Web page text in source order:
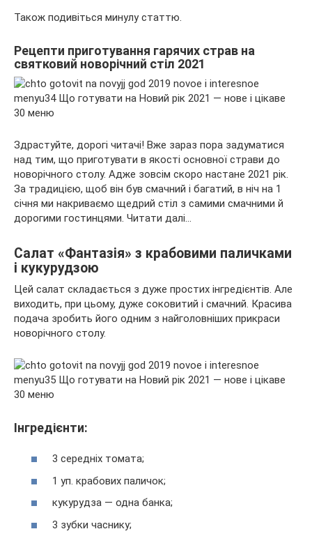
Також подивіться минулу статтю.
Рецепти приготування гарячих страв на
святковий новорічний стіл 2021
Здрастуйте, дорогі читачі! Вже зараз пора задуматися
над тим, що приготувати в якості основної страви до
новорічного столу. Адже зовсім скоро настане 2021 рік.
За традицією, щоб він був смачний і багатий, в ніч на 1
січня ми накриваємо щедрий стіл з самими смачними й
дорогими гостинцями. Читати далі…
Салат «Фантазія» з крабовими паличками
і кукурудзою
Цей салат складається з дуже простих інгредієнтів. Але
виходить, при цьому, дуже соковитий і смачний. Красива
подача зробить його одним з найголовніших прикраси
новорічного столу.
Інгредієнти:
3 середніх томата;
1 уп. крабових паличок;
кукурудза — одна банка;
3 зубки часнику;